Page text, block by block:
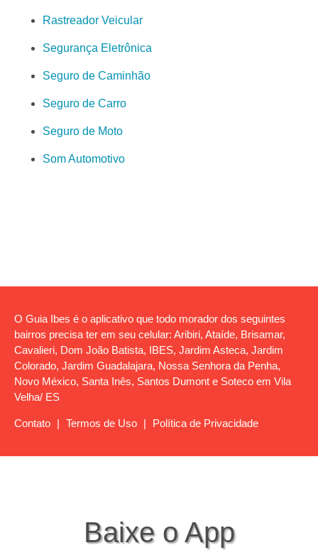
Rastreador Veicular
Segurança Eletrônica
Seguro de Caminhão
Seguro de Carro
Seguro de Moto
Som Automotivo
O Guia Ibes é o aplicativo que todo morador dos seguintes
bairros precisa ter em seu celular: Aribiri, Ataíde, Brisamar,
Cavalieri, Dom João Batista, IBES, Jardim Asteca, Jardim
Colorado, Jardim Guadalajara, Nossa Senhora da Penha,
Novo México, Santa Inês, Santos Dumont e Soteco em Vila
Velha/ ES
Contato | Termos de Uso | Política de Privacidade
Baixe o App